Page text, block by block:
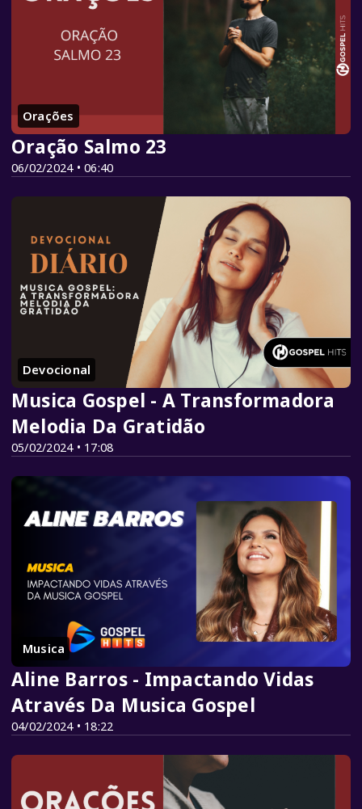
Orações
06/02/2024 • 06:40
Oração Salmo 23
Devocional
05/02/2024 • 17:08
Musica Gospel - A Transformadora
Melodia Da Gratidão
Musica
04/02/2024 • 18:22
Aline Barros - Impactando Vidas
Através Da Musica Gospel